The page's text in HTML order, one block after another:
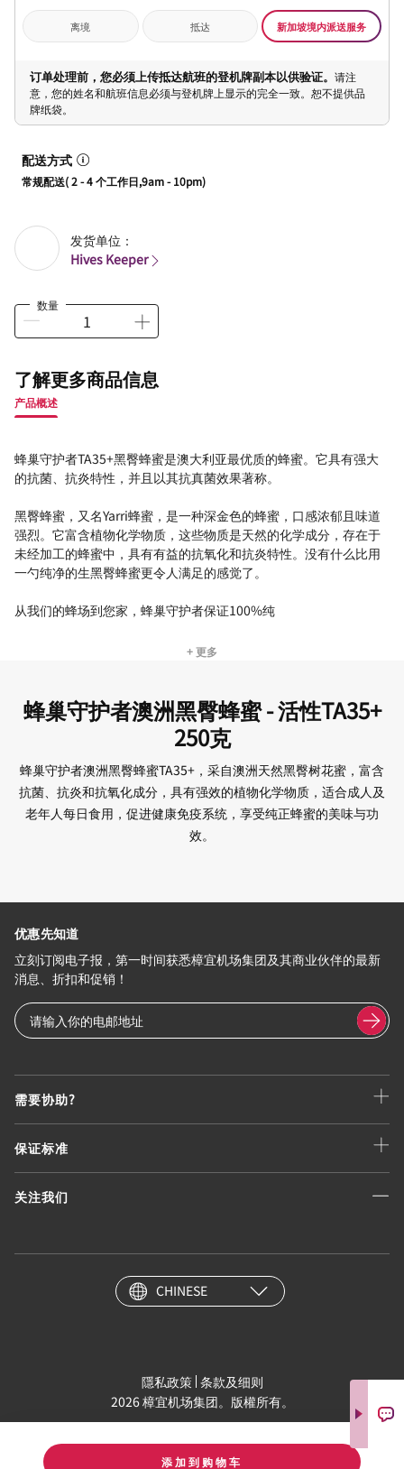
添加到购物车
离境 抵达 新加坡境内派送服务
订单处理前，您必须上传抵达航班的登机牌副本以供验证。 请注
意，您的姓名和航班信息必须与登机牌上显示的完全一致。恕不提供品
牌纸袋。
配送方式
常规配送( 2 - 4 个工作日,9am - 10pm)
发货单位：
Hives Keeper
数量
了解更多商品信息
产品概述
蜂巢守护者TA35+黑臀蜂蜜是澳大利亚最优质的蜂蜜。它具有强大
的抗菌、抗炎特性，并且以其抗真菌效果著称。
黑臀蜂蜜，又名Yarri蜂蜜，是一种深金色的蜂蜜，口感浓郁且味道
强烈。它富含植物化学物质，这些物质是天然的化学成分，存在于
未经加工的蜂蜜中，具有有益的抗氧化和抗炎特性。没有什么比用
一勺纯净的生黑臀蜂蜜更令人满足的感觉了。
从我们的蜂场到您家，蜂巢守护者保证100%纯
+ 更多
蜂巢守护者澳洲黑臀蜂蜜 - 活性TA35+
250克
蜂巢守护者澳洲黑臀蜂蜜TA35+，采自澳洲天然黑臀树花蜜，富含
抗菌、抗炎和抗氧化成分，具有强效的植物化学物质，适合成人及
老年人每日食用，促进健康免疫系统，享受纯正蜂蜜的美味与功
效。
需要协助?
保证标准
关注我们
优惠先知道
立刻订阅电子报，第一时间获悉樟宜机场集团及其商业伙伴的最新
消息、折扣和促销！
CHINESE
隱私政策 条款及细则
2026 樟宜机场集团。版權所有。